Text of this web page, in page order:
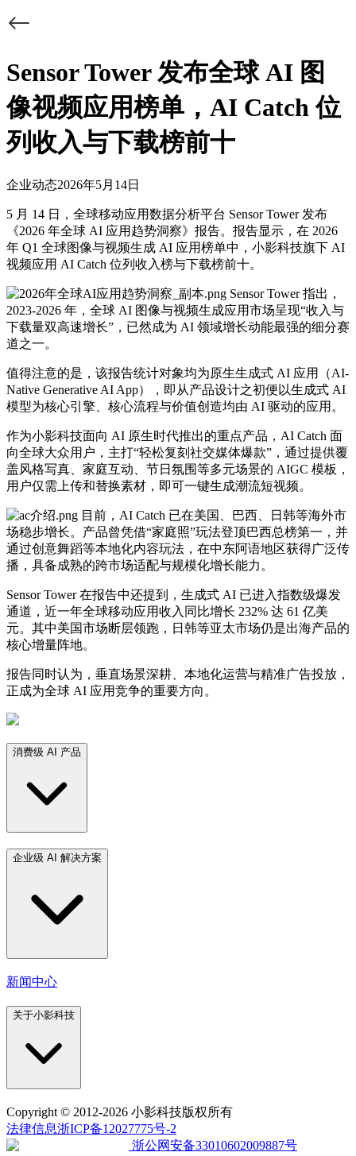
Sensor Tower 发布全球 AI 图
像视频应用榜单，AI Catch 位
列收入与下载榜前十
企业动态2026年5月14日
5 月 14 日，全球移动应用数据分析平台 Sensor Tower 发布
《2026 年全球 AI 应用趋势洞察》报告。报告显示，在 2026
年 Q1 全球图像与视频生成 AI 应用榜单中，小影科技旗下 AI
视频应用 AI Catch 位列收入榜与下载榜前十。
Sensor Tower 指出，
2023-2026 年，全球 AI 图像与视频生成应用市场呈现“收入与
下载量双高速增长”，已然成为 AI 领域增长动能最强的细分赛
道之一。
值得注意的是，该报告统计对象均为原生生成式 AI 应用（AI-
Native Generative AI App），即从产品设计之初便以生成式 AI
模型为核心引擎、核心流程与价值创造均由 AI 驱动的应用。
作为小影科技面向 AI 原生时代推出的重点产品，AI Catch 面
向全球大众用户，主打“轻松复刻社交媒体爆款”，通过提供覆
盖风格写真、家庭互动、节日氛围等多元场景的 AIGC 模板，
用户仅需上传和替换素材，即可一键生成潮流短视频。
目前，AI Catch 已在美国、巴西、日韩等海外市
场稳步增长。产品曾凭借“家庭照”玩法登顶巴西总榜第一，并
通过创意舞蹈等本地化内容玩法，在中东阿语地区获得广泛传
播，具备成熟的跨市场适配与规模化增长能力。
Sensor Tower 在报告中还提到，生成式 AI 已进入指数级爆发
通道，近一年全球移动应用收入同比增长 232% 达 61 亿美
元。其中美国市场断层领跑，日韩等亚太市场仍是出海产品的
核心增量阵地。
报告同时认为，垂直场景深耕、本地化运营与精准广告投放，
正成为全球 AI 应用竞争的重要方向。
消费级 AI 产品
企业级 AI 解决方案
新闻中心
关于小影科技
Copyright © 2012-2026 小影科技版权所有
法律信息浙ICP备12027775号-2
浙公网安备33010602009887号